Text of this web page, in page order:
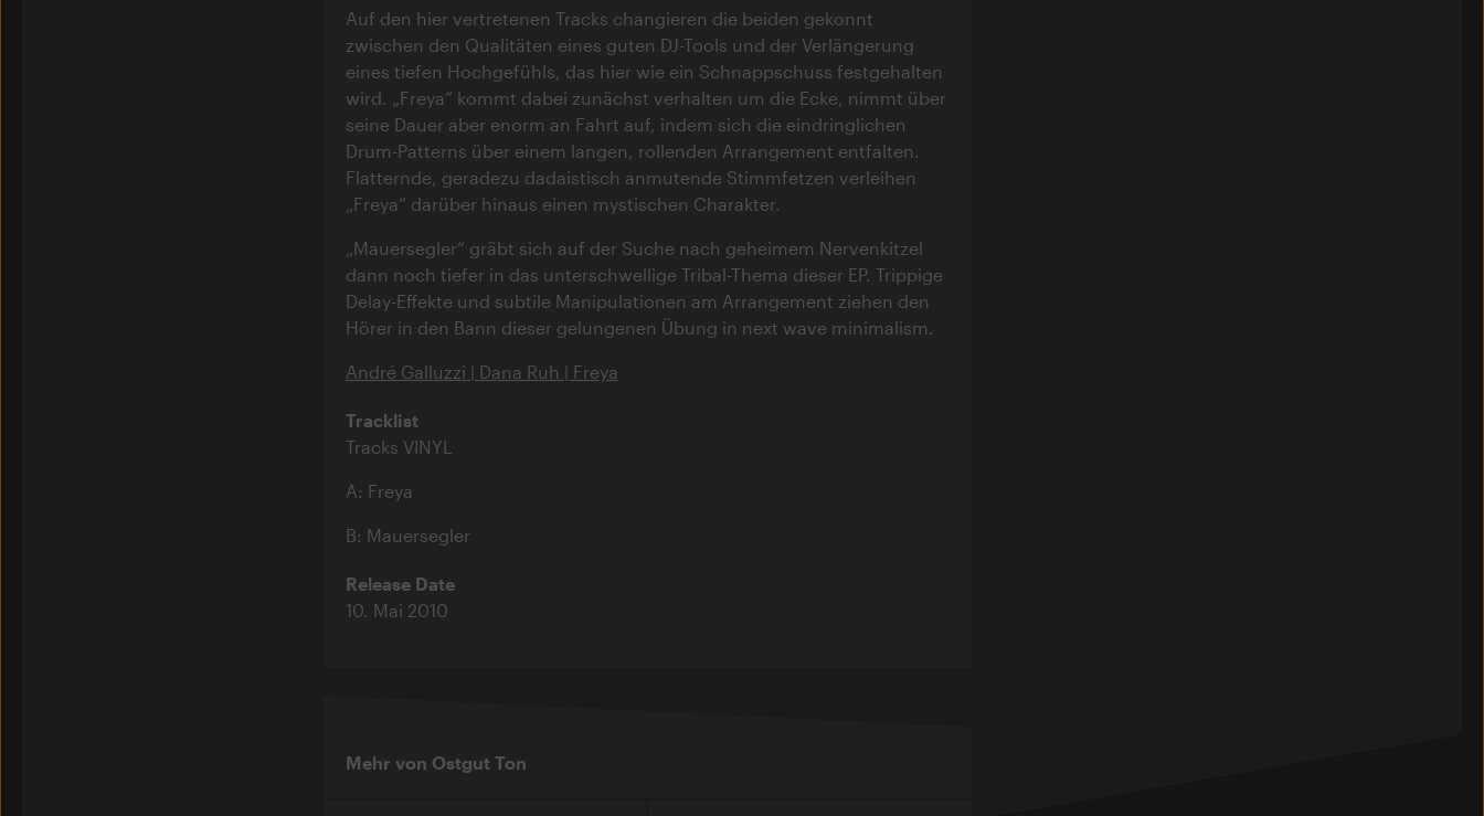
Auf den hier vertretenen Tracks changieren die beiden gekonnt
zwischen den Qualitäten eines guten DJ-Tools und der Verlängerung
eines tiefen Hochgefühls, das hier wie ein Schnappschuss festgehalten
wird. „Freya“ kommt dabei zunächst verhalten um die Ecke, nimmt über
seine Dauer aber enorm an Fahrt auf, indem sich die eindringlichen
Drum-Patterns über einem langen, rollenden Arrangement entfalten.
Flatternde, geradezu dadaistisch anmutende Stimmfetzen verleihen
„Freya“ darüber hinaus einen mystischen Charakter.
„Mauersegler“ gräbt sich auf der Suche nach geheimem Nervenkitzel
dann noch tiefer in das unterschwellige Tribal-Thema dieser EP. Trippige
Delay-Effekte und subtile Manipulationen am Arrangement ziehen den
Hörer in den Bann dieser gelungenen Übung in next wave minimalism.
André Galluzzi | Dana Ruh | Freya
Tracklist
Tracks VINYL
A: Freya
B: Mauersegler
Release Date
10. Mai 2010
Mehr von Ostgut Ton